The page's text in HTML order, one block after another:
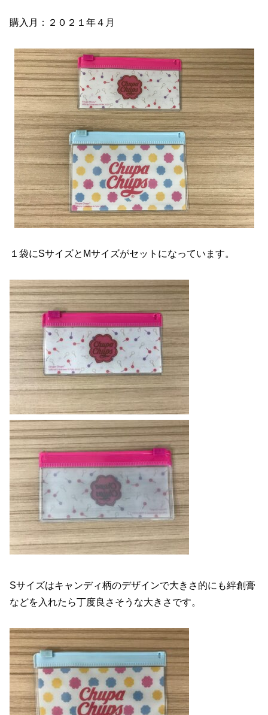
購入月：２０２１年４月
１袋にSサイズとMサイズがセットになっています。
Sサイズはキャンディ柄のデザインで大きさ的にも絆創膏
などを入れたら丁度良さそうな大きさです。